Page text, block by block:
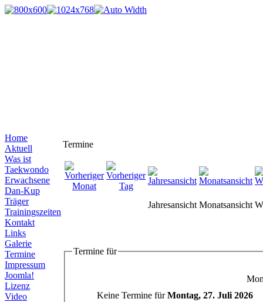
Home
Aktuell
Was ist
Taekwondo
Erwachsene
Dan-Kup
Träger
Trainingszeiten
Kontakt
Links
Galerie
Termine
Impressum
Joomla!
Lizenz
Video
Termine
Jahresansicht Monatsansicht
Termine für
Keine Termine fürMontag, 27. Juli 2026